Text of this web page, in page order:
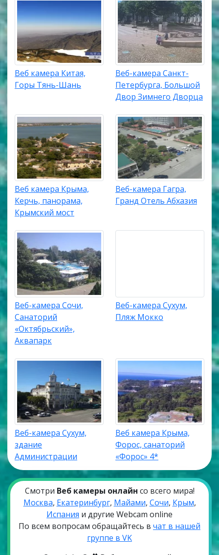
Веб камера Китая,
Горы Тянь-Шань
Веб-камера Санкт-
Петербурга, Большой
Двор Зимнего Дворца
Веб камера Крыма,
Керчь, панорама,
Крымский мост
Веб-камера Гагра,
Гранд Отель Абхазия
Веб-камера Сочи,
Санаторий
«Октябрьский»,
Аквапарк
Веб-камера Сухум,
Пляж Мокко
Веб-камера Сухум,
здание
Администрации
Веб камера Крыма,
Форос, санаторий
«Форос» 4*
Смотри Веб камеры онлайн со всего мира!
Москва, Екатеринбург, Майами, Сочи, Крым,
Испания и другие Webcam online
По всем вопросам обращайтесь в чат в нашей
группе в VK